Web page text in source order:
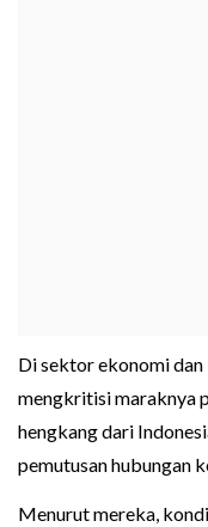
Di sektor ekonomi
mengkritisi maraknya
hengkang dari
pemutusan hubungan
Menurut mereka,